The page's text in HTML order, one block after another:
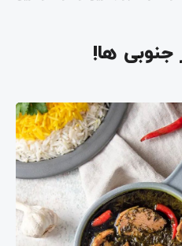
جنوبی ها!